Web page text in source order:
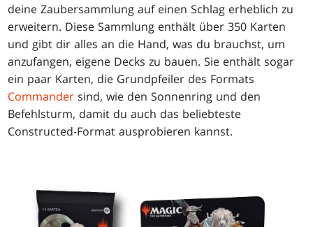
deine Zaubersammlung auf einen Schlag erheblich zu
erweitern. Diese Sammlung enthält über 350 Karten
und gibt dir alles an die Hand, was du brauchst, um
anzufangen, eigene Decks zu bauen. Sie enthält sogar
ein paar Karten, die Grundpfeiler des Formats
Commander sind, wie den Sonnenring und den
Befehlsturm, damit du auch das beliebteste
Constructed-Format ausprobieren kannst.